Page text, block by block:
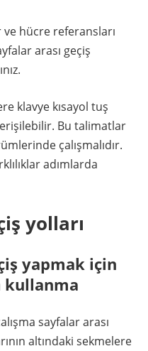
ve hücre referansları
arası geçiş
klavye kısayol tuş
Bu talimatlar
çalışmalıdır.
adımlarda
yolları
yapmak için
kullanma
sayfalar arası
altındaki sekmelere